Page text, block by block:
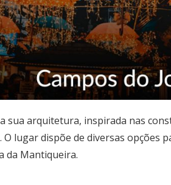
sua arquitetura, inspirada nas
lugar dispõe de diversas opções
da Mantiqueira.